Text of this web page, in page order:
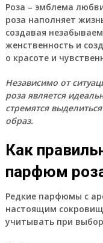
Роза – эмблема
роза наполняет
создавая
женственность и
о красоте и
Независимо от
роза является
стремятся
образ.
Как
парфюм
Редкие парфюмы с
настоящим
учитывать при